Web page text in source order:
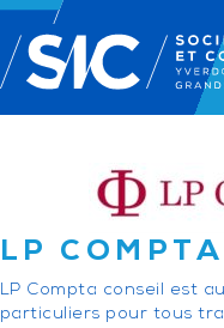
LP
LP Compta conseil est
particuliers pour tous